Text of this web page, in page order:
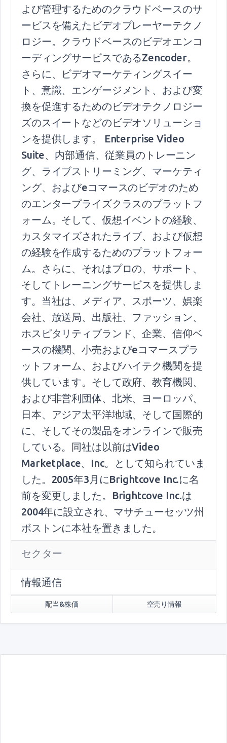
よび管理するためのクラウドベースのサ
ービスを備えたビデオプレーヤーテクノ
ロジー。クラウドベースのビデオエンコ
ーディングサービスであるZencoder。
さらに、ビデオマーケティングスイー
ト、意識、エンゲージメント、および変
換を促進するためのビデオテクノロジー
ズのスイートなどのビデオソリューショ
ンを提供します。 Enterprise Video
Suite、内部通信、従業員のトレーニン
グ、ライブストリーミング、マーケティ
ング、およびeコマースのビデオのため
のエンタープライズクラスのプラットフ
ォーム。そして、仮想イベントの経験、
カスタマイズされたライブ、および仮想
の経験を作成するためのプラットフォー
ム。さらに、それはプロの、サポート、
そしてトレーニングサービスを提供しま
す。当社は、メディア、スポーツ、娯楽
会社、放送局、出版社、ファッション、
ホスピタリティブランド、企業、信仰ベ
ースの機関、小売およびeコマースプラ
ットフォーム、およびハイテク機関を提
供しています。そして政府、教育機関、
および非営利団体、北米、ヨーロッパ、
日本、アジア太平洋地域、そして国際的
に、そしてその製品をオンラインで販売
している。同社は以前はVideo
Marketplace、Inc。として知られていま
した。2005年3月にBrightcove Inc.に名
前を変更しました。Brightcove Inc.は
2004年に設立され、マサチューセッツ州
ボストンに本社を置きました。
セクター
情報通信
配当&株価 空売り情報